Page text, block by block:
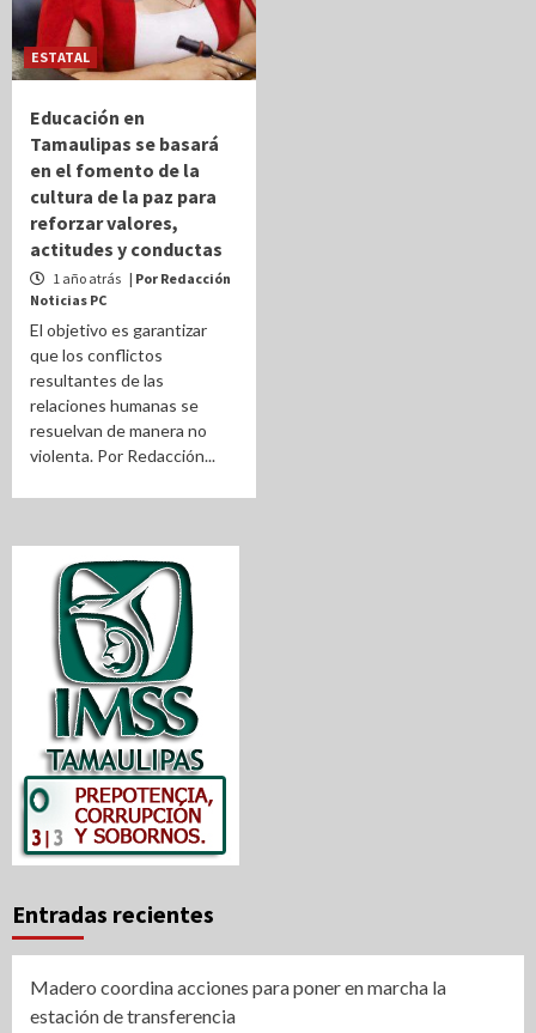
ESTATAL
Educación en
Tamaulipas se basará
en el fomento de la
cultura de la paz para
reforzar valores,
actitudes y conductas
1 año atrás | Por Redacción
Noticias PC
El objetivo es garantizar
que los conflictos
resultantes de las
relaciones humanas se
resuelvan de manera no
violenta. Por Redacción...
Entradas recientes
Madero coordina acciones para poner en marcha la
estación de transferencia